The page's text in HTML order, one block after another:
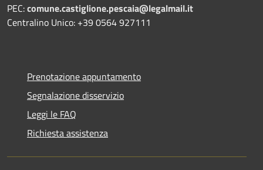
PEC:comune.castiglione.pescaia@legalmail.it
Centralino Unico: +39 0564 927111
Prenotazione appuntamento
Segnalazione disservizio
Leggi le FAQ
Richiesta assistenza